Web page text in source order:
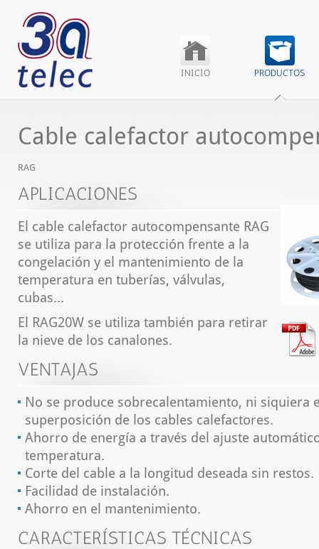
INICIO PRODUCTOS
Cable calefactor
RAG
APLICACIONES
El cable calefactor autocompensante RAG
se utiliza para la protección frente a la
congelación y el mantenimiento de la
temperatura en tuberías, válvulas,
cubas...
El RAG20W se utiliza también para retirar
la nieve de los canalones.
VENTAJAS
No se produce sobrecalentamiento, ni siquiera
superposición de los cables calefactores.
Ahorro de energía a través del ajuste
temperatura.
Corte del cable a la longitud deseada sin restos.
Facilidad de instalación.
Ahorro en el mantenimiento.
CARACTERÍSTICAS TÉCNICAS